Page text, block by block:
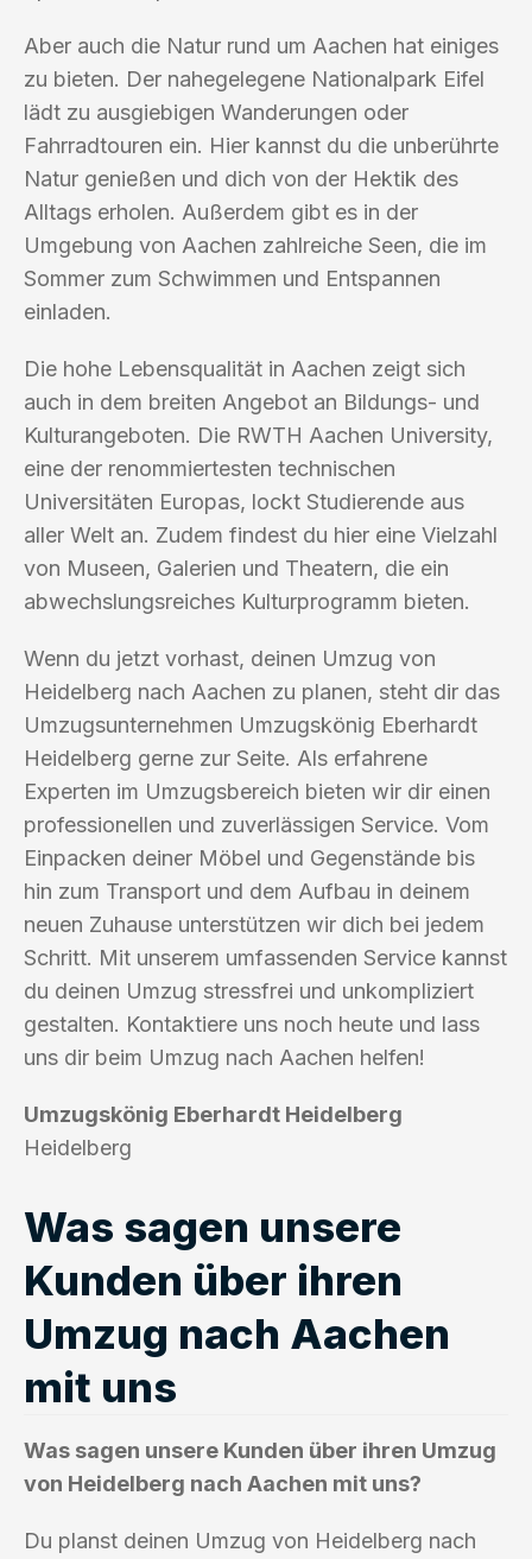
Aber auch die Natur rund um Aachen hat einiges
zu bieten. Der nahegelegene Nationalpark Eifel
lädt zu ausgiebigen Wanderungen oder
Fahrradtouren ein. Hier kannst du die unberührte
Natur genießen und dich von der Hektik des
Alltags erholen. Außerdem gibt es in der
Umgebung von Aachen zahlreiche Seen, die im
Sommer zum Schwimmen und Entspannen
einladen.
Die hohe Lebensqualität in Aachen zeigt sich
auch in dem breiten Angebot an Bildungs- und
Kulturangeboten. Die RWTH Aachen University,
eine der renommiertesten technischen
Universitäten Europas, lockt Studierende aus
aller Welt an. Zudem findest du hier eine Vielzahl
von Museen, Galerien und Theatern, die ein
abwechslungsreiches Kulturprogramm bieten.
Wenn du jetzt vorhast, deinen Umzug von
Heidelberg nach Aachen zu planen, steht dir das
Umzugsunternehmen Umzugskönig Eberhardt
Heidelberg gerne zur Seite. Als erfahrene
Experten im Umzugsbereich bieten wir dir einen
professionellen und zuverlässigen Service. Vom
Einpacken deiner Möbel und Gegenstände bis
hin zum Transport und dem Aufbau in deinem
neuen Zuhause unterstützen wir dich bei jedem
Schritt. Mit unserem umfassenden Service kannst
du deinen Umzug stressfrei und unkompliziert
gestalten. Kontaktiere uns noch heute und lass
uns dir beim Umzug nach Aachen helfen!
Umzugskönig Eberhardt Heidelberg
Heidelberg
Was sagen unsere
Kunden über ihren
Umzug nach Aachen
mit uns
Was sagen unsere Kunden über ihren Umzug
von Heidelberg nach Aachen mit uns?
Du planst deinen Umzug von Heidelberg nach